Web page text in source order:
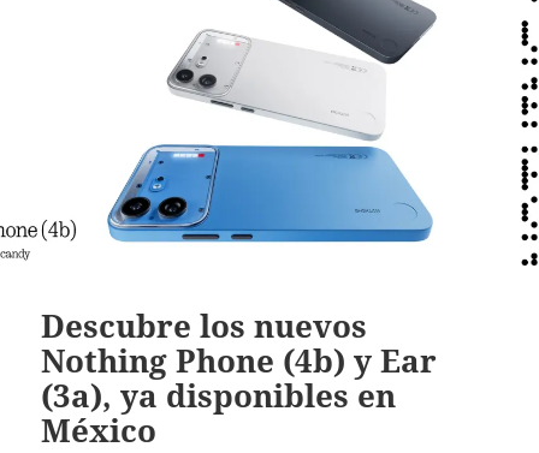
Descubre los nuevos
Nothing Phone (4b) y Ear
(3a), ya disponibles en
México